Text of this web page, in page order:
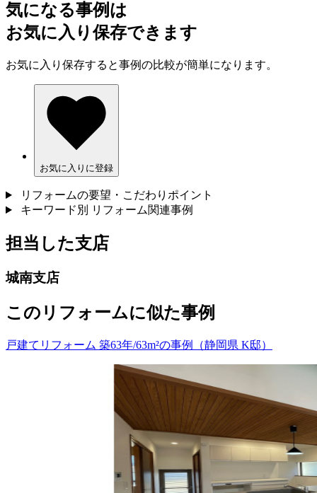
気になる事例は
お気に入り保存できます
お気に入り保存すると事例の比較が簡単になります。
お気に入りに登録
リフォームの要望・こだわりポイント
キーワード別 リフォーム関連事例
担当した支店
城南支店
このリフォームに似た事例
戸建てリフォーム 築63年/63m²の事例（静岡県 K邸）